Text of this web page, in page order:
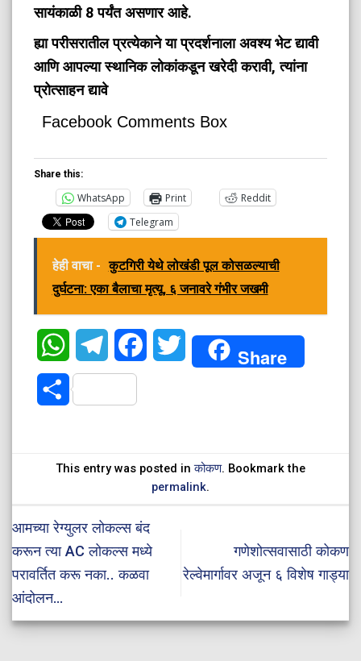
सायंकाळी 8 पर्यंत असणार आहे.
ह्या परीसरातील प्रत्येकाने या प्रदर्शनाला अवश्य भेट द्यावी
आणि आपल्या स्थानिक लोकांकडून खरेदी करावी, त्यांना
प्रोत्साहन द्यावे
Facebook Comments Box
Share this:
WhatsApp Print
Reddit
Telegram
हेही वाचा - कुटगिरी येथे लोखंडी पूल कोसळल्याची
दुर्घटना: एका बैलाचा मृत्यू, ६ जनावरे गंभीर जखमी
WhatsAppTelegramFacebookTwitter Share
Share
This entry was posted inकोकण. Bookmark the
permalink.
आमच्या रेग्युलर लोकल्स बंद
करून त्या AC लोकल्स मध्ये
परावर्तित करू नका.. कळवा
आंदोलन…
गणेशोत्सवासाठी कोकण
रेल्वेमार्गावर अजून ६ विशेष गाड्या